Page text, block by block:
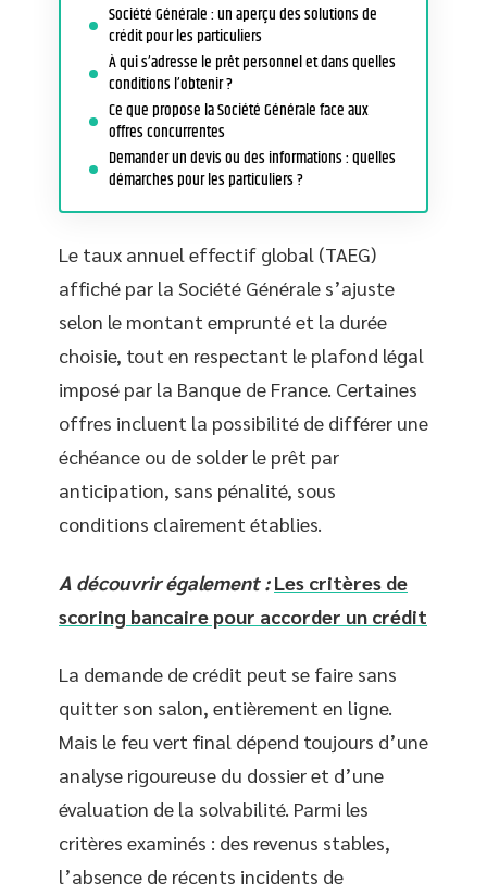
Société Générale : un aperçu des solutions de
crédit pour les particuliers
À qui s’adresse le prêt personnel et dans quelles
conditions l’obtenir ?
Ce que propose la Société Générale face aux
offres concurrentes
Demander un devis ou des informations : quelles
démarches pour les particuliers ?
Le taux annuel effectif global (TAEG)
affiché par la Société Générale s’ajuste
selon le montant emprunté et la durée
choisie, tout en respectant le plafond légal
imposé par la Banque de France. Certaines
offres incluent la possibilité de différer une
échéance ou de solder le prêt par
anticipation, sans pénalité, sous
conditions clairement établies.
A découvrir également : Les critères de
scoring bancaire pour accorder un crédit
La demande de crédit peut se faire sans
quitter son salon, entièrement en ligne.
Mais le feu vert final dépend toujours d’une
analyse rigoureuse du dossier et d’une
évaluation de la solvabilité. Parmi les
critères examinés : des revenus stables,
l’absence de récents incidents de